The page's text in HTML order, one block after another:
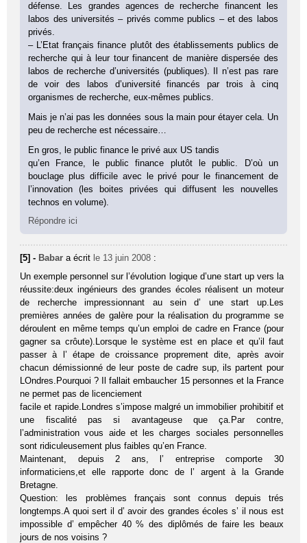
défense. Les grandes agences de recherche financent les
labos des universités – privés comme publics – et des labos
privés.
– L’Etat français finance plutôt des établissements publics de
recherche qui à leur tour financent de manière dispersée des
labos de recherche d’universités (publiques). Il n’est pas rare
de voir des labos d’université financés par trois à cinq
organismes de recherche, eux-mêmes publics.
Mais je n’ai pas les données sous la main pour étayer cela. Un
peu de recherche est nécessaire…
En gros, le public finance le privé aux US tandis
qu’en France, le public finance plutôt le public. D’où un
bouclage plus difficile avec le privé pour le financement de
l’innovation (les boites privées qui diffusent les nouvelles
technos en volume).
Répondre ici
[5] - Babar a écrit le 13 juin 2008 :
Un exemple personnel sur l’évolution logique d’une start up vers la
réussite:deux ingénieurs des grandes écoles réalisent un moteur
de recherche impressionnant au sein d’ une start up.Les
premières années de galère pour la réalisation du programme se
déroulent en même temps qu’un emploi de cadre en France (pour
gagner sa crôute).Lorsque le système est en place et qu’il faut
passer à l’ étape de croissance proprement dite, après avoir
chacun démissionné de leur poste de cadre sup, ils partent pour
LOndres.Pourquoi ? Il fallait embaucher 15 personnes et la France
ne permet pas de licenciement
facile et rapide.Londres s’impose malgré un immobilier prohibitif et
une fiscalité pas si avantageuse que ça.Par contre,
l’administration vous aide et les charges sociales personnelles
sont ridiculeusement plus faibles qu’en France.
Maintenant, depuis 2 ans, l’ entreprise comporte 30
informaticiens,et elle rapporte donc de l’ argent à la Grande
Bretagne.
Question: les problèmes français sont connus depuis trés
longtemps.A quoi sert il d’ avoir des grandes écoles s’ il nous est
impossible d’ empêcher 40 % des diplômés de faire les beaux
jours de nos voisins ?